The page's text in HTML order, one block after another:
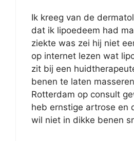
Ik kreeg van de
dat ik lipoedeem had
ziekte was zei hij niet
op internet lezen wat
zit bij een
benen te laten
Rotterdam op consult
heb ernstige artrose en
wil niet in dikke benen